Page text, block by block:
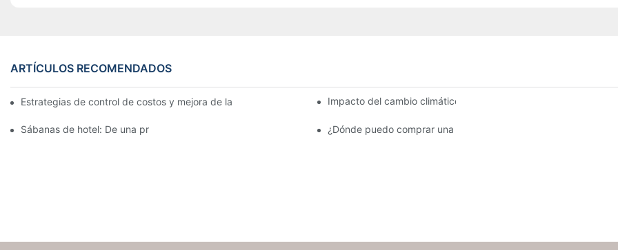
ARTÍCULOS RECOMENDADOS
Estrategias de control de costos y mejora de la eficiencia en la industria de suministros hotelerosImpacto del cambio climático en el suministro de algodón:
Sábanas de hotel: De una protección ajustada a una estética detallada¿Dónde puedo comprar una manta y un juego de cama de